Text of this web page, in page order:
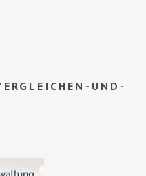
UND-